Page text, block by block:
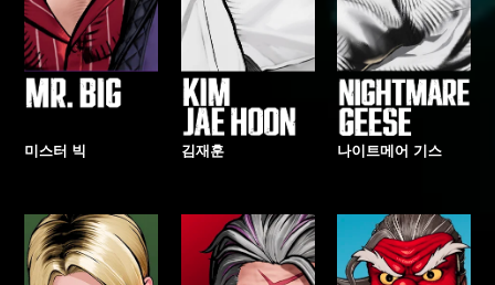
미스터 빅 김재훈 나이트메어 기스